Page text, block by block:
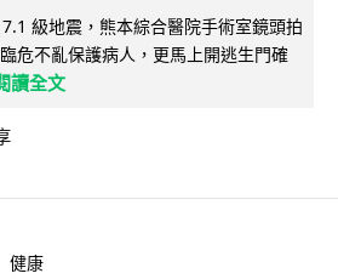
級地震，熊本綜合醫院手術室鏡頭拍
危不亂保護病人，更馬上開逃生門確
讀全文
健康